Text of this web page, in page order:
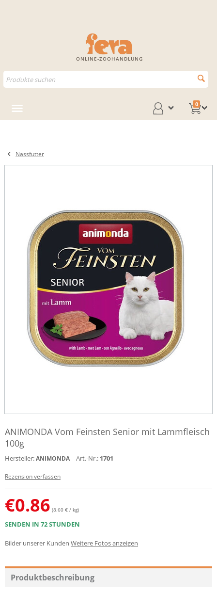
ONLINE-ZOOHANDLUNG
0
Nassfutter
ANIMONDA Vom Feinsten Senior mit Lammfleisch
100g
Hersteller:ANIMONDA Art.-Nr.: 1701
Rezension verfassen
€0.86 (8.60 € / kg)
SENDEN IN 72 STUNDEN
Bilder unserer Kunden Weitere Fotos anzeigen
Produktbeschreibung